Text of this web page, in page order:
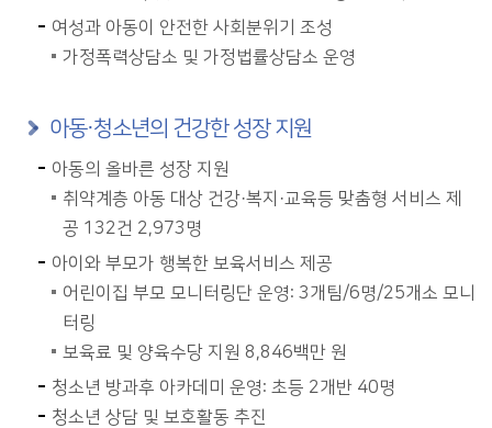
여성과 아동이 안전한 사회분위기 조성
가정폭력상담소 및 가정법률상담소 운영
아동·청소년의 건강한 성장 지원
아동의 올바른 성장 지원
취약계층 아동 대상 건강·복지·교육등 맞춤형 서비스 제
공 132건 2,973명
아이와 부모가 행복한 보육서비스 제공
어린이집 부모 모니터링단 운영: 3개팀/6명/25개소 모니
터링
보육료 및 양육수당 지원 8,846백만 원
청소년 방과후 아카데미 운영: 초등 2개반 40명
청소년 상담 및 보호활동 추진